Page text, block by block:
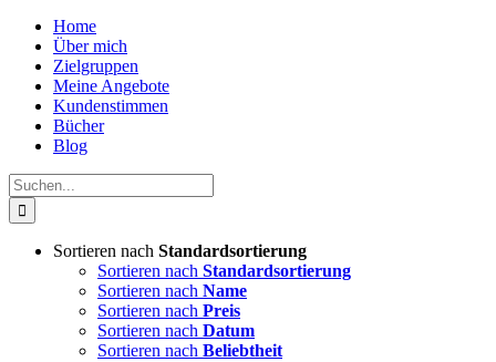
Home
Über mich
Zielgruppen
Meine Angebote
Kundenstimmen
Bücher
Blog
Suche
nach:
Sortieren nach Standardsortierung
Sortieren nach Standardsortierung
Sortieren nach Name
Sortieren nach Preis
Sortieren nach Datum
Sortieren nach Beliebtheit